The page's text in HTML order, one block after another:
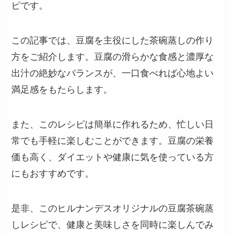
ピです。
この記事では、豆腐を主役にした茶碗蒸しの作り
方をご紹介します。豆腐の滑らかな食感と濃厚な
出汁の絶妙なバランスが、一口食べれば心地よい
満足感をもたらします。
また、このレシピは簡単に作れるため、忙しい日
常でも手軽に楽しむことができます。豆腐の栄養
価も高く、ダイエットや健康に気を使っている方
にもおすすめです。
是非、このヒルナンデスオリジナルの豆腐茶碗蒸
しレシピで、健康と美味しさを同時に楽しんでみ